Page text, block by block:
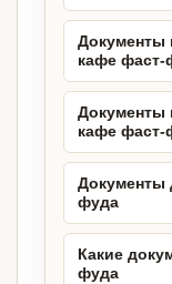
Документы
кафе фаст-
Документы
кафе фаст-
Документы
фуда
Какие
фуда